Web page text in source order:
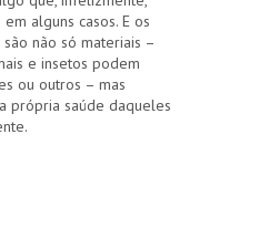
alguns casos. E os
não só materiais –
e insetos podem
ou outros – mas
própria saúde daqueles